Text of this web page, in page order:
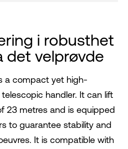
i robusthet
det velprøvde
a compact yet high-
handler. It can lift
23 metres and is equipped
to guarantee stability and
It is compatible with